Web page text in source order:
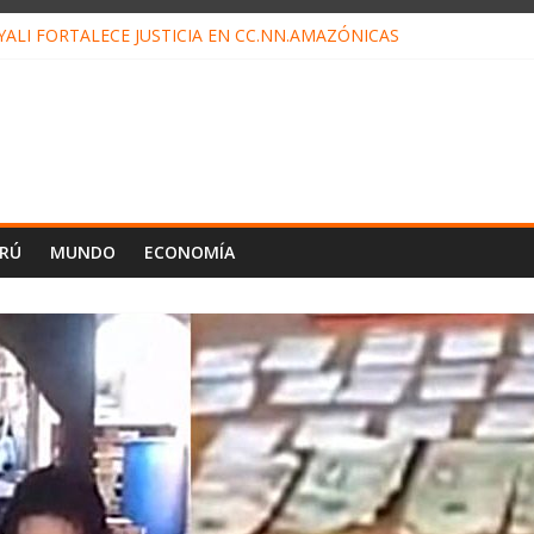
FORTALECE JUSTICIA EN CC.NN.AMAZÓNICAS
MUNDO ECONOMÍA